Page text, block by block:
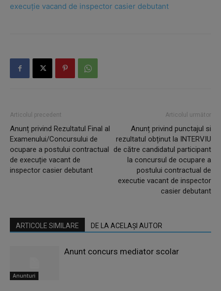
execuție vacand de inspector casier debutant
Articolul precedent
Anunț privind Rezultatul Final al
Examenului/Concursului de
ocupare a postului contractual
de execuție vacant de
inspector casier debutant
Articolul următor
Anunț privind punctajul si
rezultatul obținut la INTERVIU
de către candidatul participant
la concursul de ocupare a
postului contractual de
executie vacant de inspector
casier debutant
ARTICOLE SIMILARE DE LA ACELAȘI AUTOR
Anunturi
Anunt concurs mediator scolar